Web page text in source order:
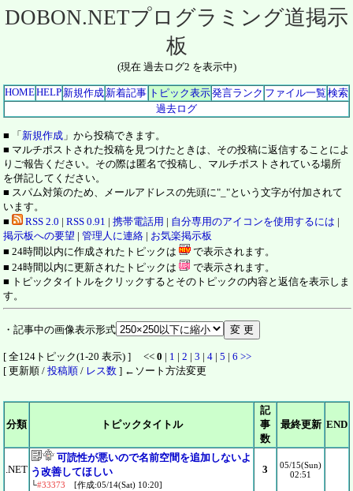
DOBON.NETプログラミング道掲示
板
(現在 過去ログ2 を表示中)
HOMEHELP 新規作成 新着記事 トピック表示発言ランク ファイル一覧 検索
過去ログ
■ 「新規作成 」から投稿できます。
■ マルチポストされた投稿を見つけたときは、その投稿に返信することによ
りご報告ください。その際は匿名で投稿し、マルチポストされている場所
を併記してください。
■ スパム対策のため、メールアドレスの先頭に"_"という文字が付加されて
います。
■
RSS 2.0 | RSS 0.91 | 携帯電話用 | 自分専用のアイコンを使用するには |
掲示板への要望 | 管理人に連絡 | お気楽掲示板
■ 24時間以内に作成されたトピックは
で表示されます。
■ 24時間以内に更新されたトピックは
で表示されます。
■ トピックタイトルをクリックするとそのトピックの内容と返信を表示しま
す。
・記事中の画像表示形式
[ 全124トピック(1-20 表示) ] << 0 | 1 | 2 | 3 | 4 | 5 | 6 >>
[ 更新順 / 投稿順 / レス数 ] ←ソート方法変更
分類 トピックタイトル
記
事
数
最終更新 END
.NET
可読性が悪いので名前空間を追加しないよ
う改善してほしい
└#33373 [作成:05/14(Sat) 10:20]
3
05/15(Sun)
02:51